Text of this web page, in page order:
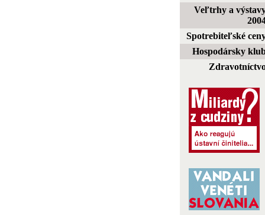
Veľtrhy a
Spotrebiteľské
Hospodársky